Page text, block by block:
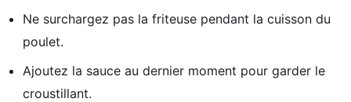
Ne surchargez pas la friteuse pendant la cuisson du
poulet.
Ajoutez la sauce au dernier moment pour garder le
croustillant.